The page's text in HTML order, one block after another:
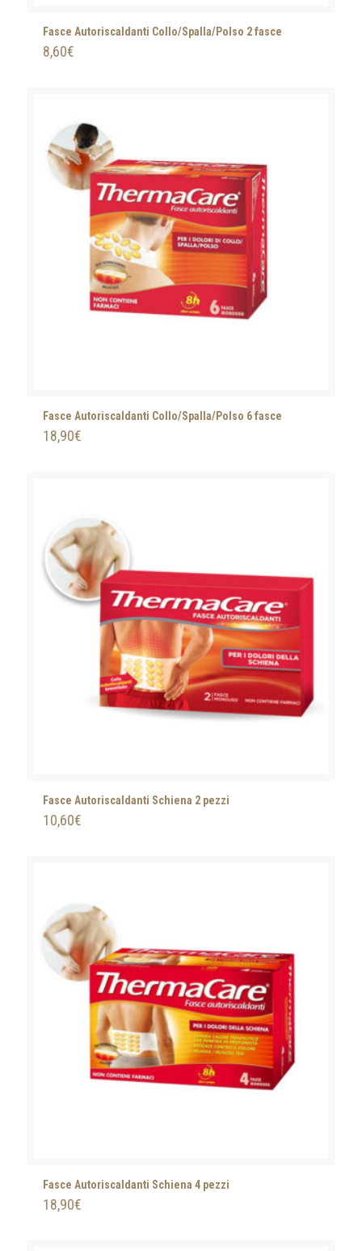
Fasce Autoriscaldanti Collo/Spalla/Polso 2 fasce
8,60€
Fasce Autoriscaldanti Collo/Spalla/Polso 6 fasce
18,90€
Fasce Autoriscaldanti Schiena 2 pezzi
10,60€
Fasce Autoriscaldanti Schiena 4 pezzi
18,90€